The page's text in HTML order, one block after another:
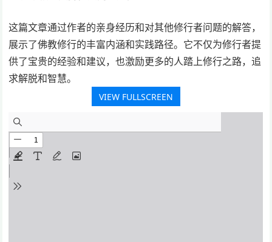
这篇文章通过作者的亲身经历和对其他修行者问题的解答，
展示了佛教修行的丰富内涵和实践路径。它不仅为修行者提
供了宝贵的经验和建议，也激励更多的人踏上修行之路，追
求解脱和智慧。
VIEW FULLSCREEN